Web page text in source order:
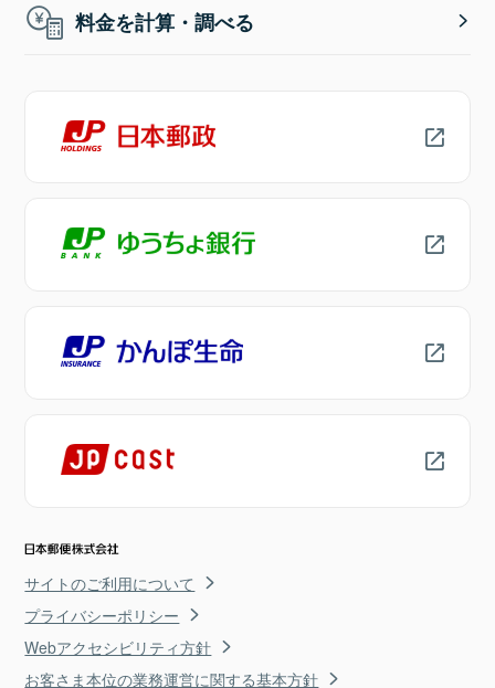
料金を計算・調べる
サイトのご利用について
プライバシーポリシー
Webアクセシビリティ方針
お客さま本位の業務運営に関する基本方針